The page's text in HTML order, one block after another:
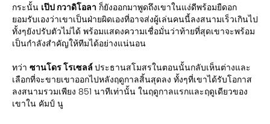
กระนั้น เป๊ป กวาดิโอลา ก็ยังออกมาพูดถึงเขาในแง่ดีพร้อมยืดอก
ยอมรับเองว่าเขาเป็นฝ่ายผิดเองที่อาจส่งผู้เล่นคนนี้ลงสนามเร็วเกินไป
ทั้งๆยังปรับตัวไม่ได้ พร้อมแสดงความเชื่อมั่นว่าท้ายที่สุดเขาจะพร้อม
เป็นกำลังสำคัญให้ทีมได้อย่างแน่นอน
ทว่า ซานโดร โรเซลล์ประธานสโมสรในตอนนั้นกลับเห็นต่างและ
เลือกที่จะขายเขาออกไปหลังฤดูกาลสิ้นสุดลง ทั้งๆที่เขาได้รับโอกาส
ลงสนามรวมเพียง 851 นาทีเท่านั้น ในฤดูกาลแรกและฤดูเดียวของ
เขาใน คัมป์ นู